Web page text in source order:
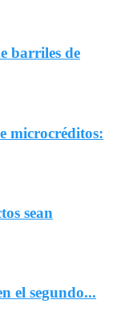
barriles de
microcréditos:
sean
el segundo...